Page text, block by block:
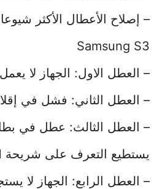
– إصلاح الأعطال الأكثر
Samsung S3
– العطل الاول: الجهاز لا يعمل
– العطل الثاني: فشل في
يستطيع التعرف على شريحة SIM)
– العطل الرابع: الجهاز لا